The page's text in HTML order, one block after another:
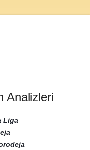
Analizleri
Liga